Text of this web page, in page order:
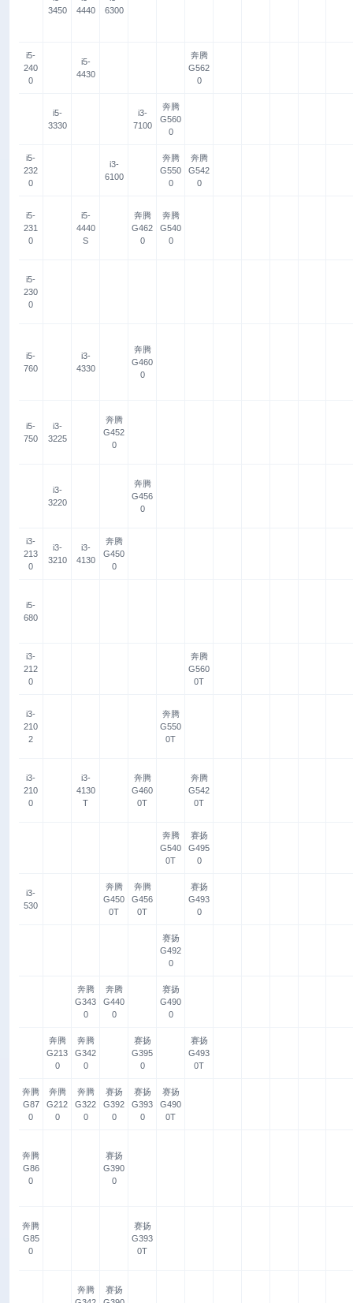
3450
4440
6300
i5-
240
0
i5-
4430
奔腾
G562
0
i5-
3330
i3-
7100
奔腾
G560
0
i5-
232
0
i3-
6100
奔腾
G550
0
奔腾
G542
0
i5-
231
0
i5-
4440
S
奔腾
G462
0
奔腾
G540
0
i5-
230
0
i5-
760
i3-
4330
奔腾
G460
0
i5-
750
i3-
3225
奔腾
G452
0
i3-
3220
奔腾
G456
0
i3-
213
0
i3-
3210
i3-
4130
奔腾
G450
0
i5-
680
i3-
212
0
奔腾
G560
0T
i3-
210
2
奔腾
G550
0T
i3-
210
0
i3-
4130
T
奔腾
G460
0T
奔腾
G542
0T
奔腾
G540
0T
赛扬
G495
0
i3-
530
奔腾
G450
0T
奔腾
G456
0T
赛扬
G493
0
赛扬
G492
0
奔腾
G343
0
奔腾
G440
0
赛扬
G490
0
奔腾
G213
0
奔腾
G342
0
赛扬
G395
0
赛扬
G493
0T
奔腾
G87
0
奔腾
G212
0
奔腾
G322
0
赛扬
G392
0
赛扬
G393
0
赛扬
G490
0T
奔腾
G86
0
赛扬
G390
0
奔腾
G85
0
赛扬
G393
0T
奔腾
赛扬